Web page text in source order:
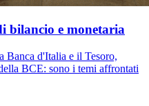
bilancio e monetaria
Banca d'Italia e il Tesoro,
BCE: sono i temi affrontati